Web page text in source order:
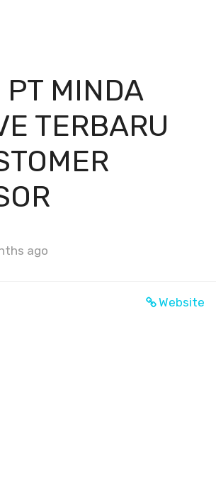
PT MINDA
TERBARU
ago
Website